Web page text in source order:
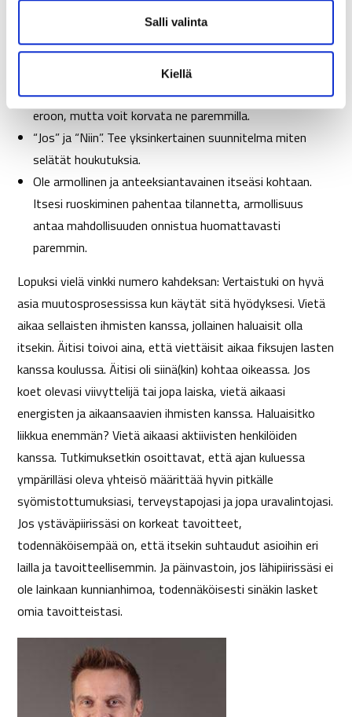
Salli valinta
Kiellä
Ota rennosti. Stressi tekee ”huonoista jutuista”
huokuttelevampia. Rentoudu ja on helpompi muuttaa
tottumuksia parempaan.
Älä ajattele poistavasi huonoa tapaa vaan pyri
korvaamaan se. Et pääse huonoista tavoista kokonaan
eroon, mutta voit korvata ne paremmilla.
“Jos” ja “Niin”. Tee yksinkertainen suunnitelma miten
selätät houkutuksia.
Ole armollinen ja anteeksiantavainen itseäsi kohtaan.
Itsesi ruoskiminen pahentaa tilannetta, armollisuus
antaa mahdollisuuden onnistua huomattavasti
paremmin.
Lopuksi vielä vinkki numero kahdeksan: Vertaistuki on hyvä
asia muutosprosessissa kun käytät sitä hyödyksesi. Vietä
aikaa sellaisten ihmisten kanssa, jollainen haluaisit olla
itsekin. Äitisi toivoi aina, että viettäisit aikaa fiksujen lasten
kanssa koulussa. Äitisi oli siinä(kin) kohtaa oikeassa. Jos
koet olevasi viivyttelijä tai jopa laiska, vietä aikaasi
energisten ja aikaansaavien ihmisten kanssa. Haluaisitko
liikkua enemmän? Vietä aikaasi aktiivisten henkilöiden
kanssa. Tutkimuksetkin osoittavat, että ajan kuluessa
ympärilläsi oleva yhteisö määrittää hyvin pitkälle
syömistottumuksiasi, terveystapojasi ja jopa uravalintojasi.
Jos ystäväpiirissäsi on korkeat tavoitteet,
todennäköisempää on, että itsekin suhtaudut asioihin eri
lailla ja tavoitteellisemmin. Ja päinvastoin, jos lähipiirissäsi ei
ole lainkaan kunnianhimoa, todennäköisesti sinäkin lasket
omia tavoitteistasi.